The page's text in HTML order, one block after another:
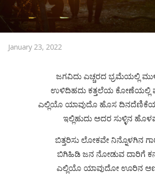
January 23, 2022
ಜಗವಿದು ಎಚ್ಚರದ ಭ್ರಮೆಯಲ್ಲಿ
ಉಳಿದಿಹದು ಕತ್ತಲೆಯ ಕೋಣೆಯಲ್ಲಿ
ಎಲ್ಲಿಯೊ ಯಾವುದೊ ಹೊಸ ದಿನದೆಣಿಕೆಯ
ಇಲ್ಲಿಹುದು ಅದರ ಸುಳ್ಳಿನ
ಬಿತ್ತರಿಸು ಲೋಕವೇ ನಿನ್ನೊಳಗಿನ
ಬಿಗಿಹಿಡಿ ಜನ ನೋಡುವ ದಾರಿಗೆ
ಎಲ್ಲಿಯೊ ಯಾವುದೋ ಊರಿನ